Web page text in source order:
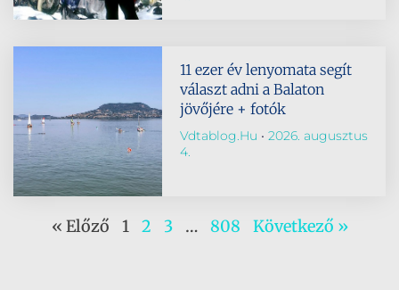
11 ezer év lenyomata segít
választ adni a Balaton
jövőjére + fotók
Vdtablog.hu
2026. augusztus
4.
« Előző 1 2 3 … 808 Következő »